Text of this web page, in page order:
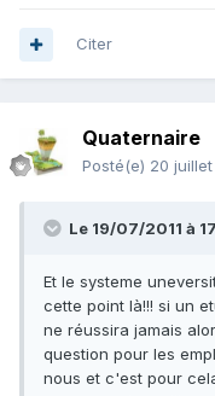
Citer
Quaternaire
Posté(e) 20 juillet
Le 19/07/2011 à
Et le systeme
cette point là!!! si un
ne réussira jamais
question pour les
nous et c'est pour